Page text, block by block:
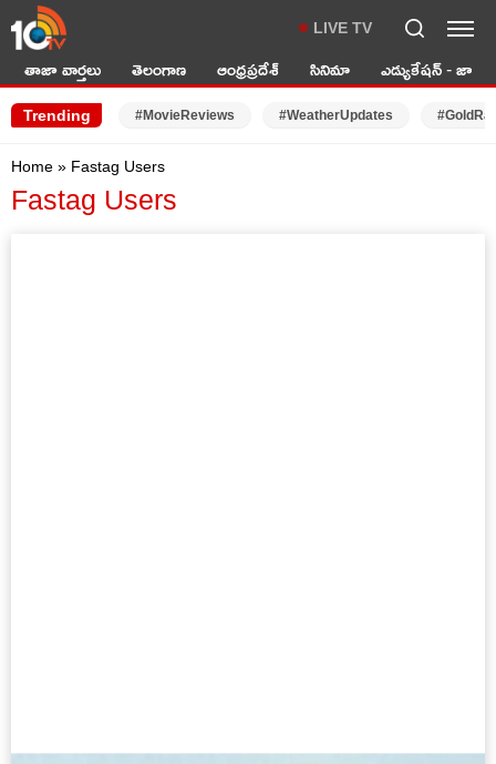
LIVE TV
తాజా వార్తలు తెలంగాణ ఆంధ్రప్రదేశ్ సినిమా ఎడ్యుకేషన్ - జాబ్స్
Trending #MovieReviews #WeatherUpdates
Home » Fastag Users
Fastag Users